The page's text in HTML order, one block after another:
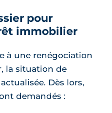
pour
immobilier
à une renégociation
la situation de
Dès lors,
demandés :